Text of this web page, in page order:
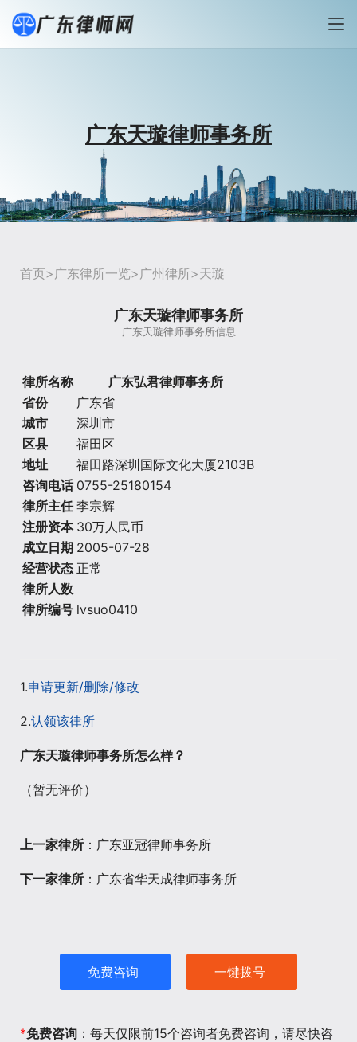
广东天璇律师事务所
首页> 广东律所一览> 广州律所>天璇
广东天璇律师事务所
广东天璇律师事务所信息
律所名称
广东弘君律师事务所
省份
广东省
城市
深圳市
区县
福田区
地址
福田路深圳国际文化大厦2103B
咨询电话 0755-25180154
律所主任 李宗辉
注册资本 30万人民币
成立日期 2005-07-28
经营状态 正常
律所人数
律所编号 lvsuo0410
1.申请更新/删除/修改
2.认领该律所
广东天璇律师事务所怎么样？
（暂无评价）
上一家律所 ：广东亚冠律师事务所
下一家律所 ：广东省华天成律师事务所
免费咨询 一键拨号
*免费咨询 ：每天仅限前15个咨询者免费咨询，请尽快咨